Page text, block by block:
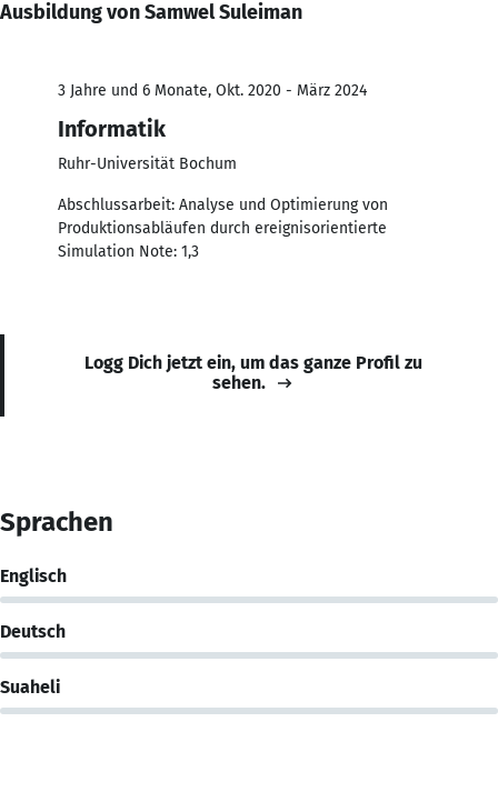
Ausbildung von Samwel Suleiman
3 Jahre und 6 Monate, Okt. 2020 - März 2024
Informatik
Ruhr-Universität Bochum
Abschlussarbeit: Analyse und Optimierung von
Produktionsabläufen durch ereignisorientierte
Simulation Note: 1,3
Logg Dich jetzt ein, um das ganze Profil zu
sehen.
Sprachen
Englisch
Deutsch
Suaheli